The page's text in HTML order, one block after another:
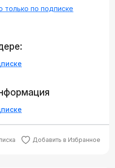
только по подписке
Добавить в Избранное